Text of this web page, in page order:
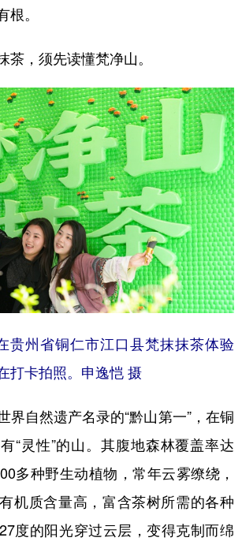
。
，须先读懂梵净山。
州省铜仁市江口县梵抹抹茶体验
打卡拍照。申逸恺 摄
自然遗产名录的“黔山第一”，在铜
“灵性”的山。其腹地森林覆盖率达
多种野生动植物，常年云雾缭绕，
机质含量高，富含茶树所需的各种
度的阳光穿过云层，变得克制而绵